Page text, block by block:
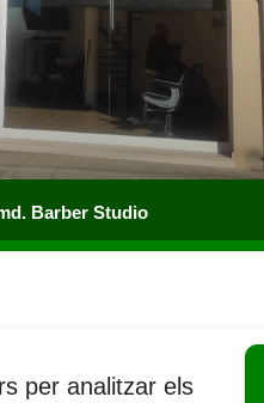
per analitzar els
Barber Studio